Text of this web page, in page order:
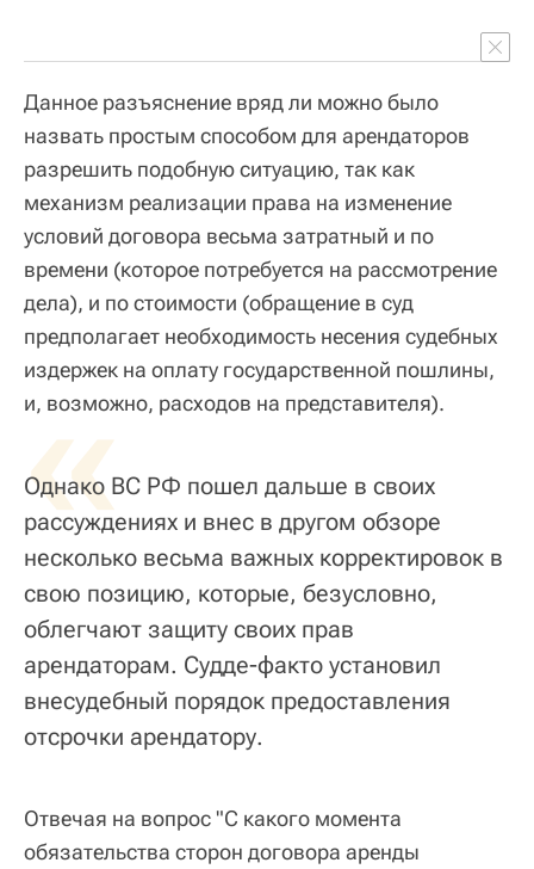
Данное разъяснение вряд ли можно было
назвать простым способом для арендаторов
разрешить подобную ситуацию, так как
механизм реализации права на изменение
условий договора весьма затратный и по
времени (которое потребуется на рассмотрение
дела), и по стоимости (обращение в суд
предполагает необходимость несения судебных
издержек на оплату государственной пошлины,
и, возможно, расходов на представителя).
«
Однако ВС РФ пошел дальше в своих
рассуждениях и внес в другом обзоре
несколько весьма важных корректировок в
свою позицию, которые, безусловно,
облегчают защиту своих прав
арендаторам. Судде-факто установил
внесудебный порядок предоставления
отсрочки арендатору.
Отвечая на вопрос "С какого момента
обязательства сторон договора аренды